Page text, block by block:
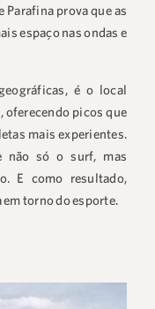
Parafina prova que as
espaço nas ondas e
é o local
oferecendo picos que
mais experientes.
não só o surf, mas
E como resultado,
torno do esporte.